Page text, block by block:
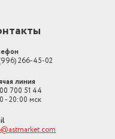
266-45-02
линия
700 51 44
- 20:00 мск